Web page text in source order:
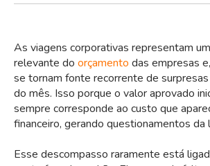
As viagens corporativas representam
relevante do orçamento das empresas
se tornam fonte recorrente de
do mês. Isso porque o valor aprovado
sempre corresponde ao custo que
financeiro, gerando questionamentos da
Esse descompasso raramente está